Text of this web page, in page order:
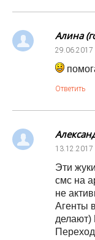
Алина
29.06.2017
Ответить
13.12.2017
Эти
смс на
не
Агенты
делают)